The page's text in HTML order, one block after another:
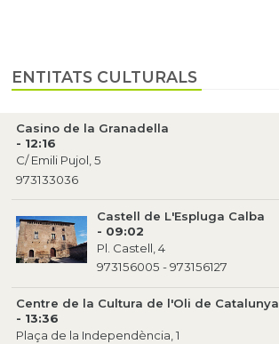
ENTITATS CULTURALS
Casino de la Granadella
- 12:16
C/ Emili Pujol, 5
973133036
Castell de L'Espluga Calba
- 09:02
Pl. Castell, 4
973156005 - 973156127
Centre de la Cultura de l'Oli de Catalunya
- 13:36
Plaça de la Independència, 1